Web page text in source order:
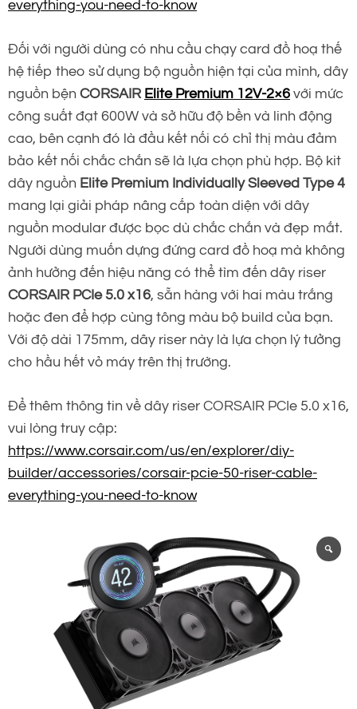
everything-you-need-to-know
Đối với người dùng có nhu cầu chạy card đồ hoạ thế
hệ tiếp theo sử dụng bộ nguồn hiện tại của mình, dây
nguồn bện CORSAIR Elite Premium 12V-2×6 với mức
công suất đạt 600W và sở hữu độ bền và linh động
cao, bên cạnh đó là đầu kết nối có chỉ thị màu đảm
bảo kết nối chắc chắn sẽ là lựa chọn phù hợp. Bộ kit
dây nguồn Elite Premium Individually Sleeved Type 4
mang lại giải pháp nâng cấp toàn diện với dây
nguồn modular được bọc dù chắc chắn và đẹp mắt.
Người dùng muốn dựng đứng card đồ hoạ mà không
ảnh hưởng đến hiệu năng có thể tìm đến dây riser
CORSAIR PCIe 5.0 x16, sẵn hàng với hai màu trắng
hoặc đen để hợp cùng tông màu bộ build của bạn.
Với độ dài 175mm, dây riser này là lựa chọn lý tưởng
cho hầu hết vỏ máy trên thị trường.
Để thêm thông tin về dây riser CORSAIR PCIe 5.0 x16,
vui lòng truy cập:
https://www.corsair.com/us/en/explorer/diy-
builder/accessories/corsair-pcie-50-riser-cable-
everything-you-need-to-know